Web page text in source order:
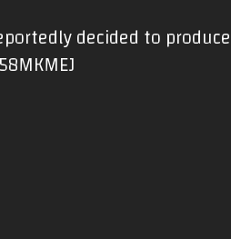
decided to produce